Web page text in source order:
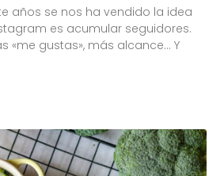
años se nos ha vendido la idea
es acumular seguidores.
«me gustas», más alcance… Y